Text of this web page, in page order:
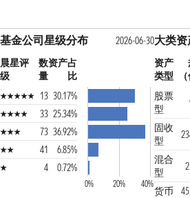
基金公司星级分布
2026-06-30
晨星评
级
数
量
资产占
比
13 30.17%
33 25.34%
73 36.92%
41
6.85%
4
0.72%
0% 20% 40%
大类
资产
类型
股票
型
固收
型
混合
型
货币